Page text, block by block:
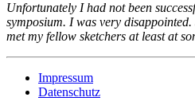
Unfortunately I had not been
symposium. I was very
met my fellow sketchers at least at
Impressum
Datenschutz